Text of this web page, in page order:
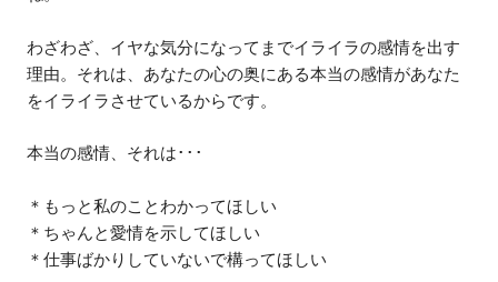
わざわざ、イヤな気分になってまでイライラの感情を出す
理由。それは、あなたの心の奥にある本当の感情があなた
をイライラさせているからです。
本当の感情、それは･･･
＊もっと私のことわかってほしい
＊ちゃんと愛情を示してほしい
＊仕事ばかりしていないで構ってほしい